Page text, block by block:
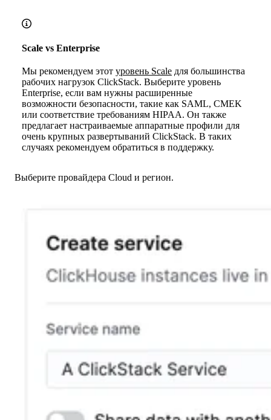
Scale vs Enterprise
Мы рекомендуем этот уровень Scale для большинства
рабочих нагрузок ClickStack. Выберите уровень
Enterprise, если вам нужны расширенные
возможности безопасности, такие как SAML, CMEK
или соответствие требованиям HIPAA. Он также
предлагает настраиваемые аппаратные профили для
очень крупных развертываний ClickStack. В таких
случаях рекомендуем обратиться в поддержку.
Выберите провайдера Cloud и регион.